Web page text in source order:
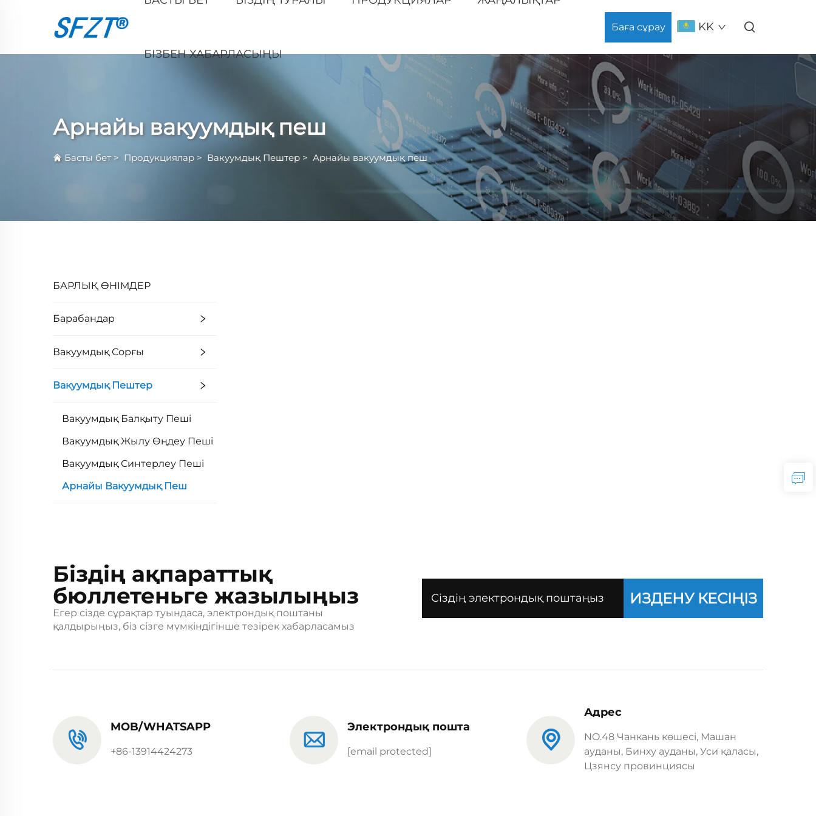
БІЗБЕН ХАБАРЛАСЫҢЫ
Баға сұрау KK
Арнайы вакуумдық пеш
Басты бет > Продукциялар > Вакуумдық Пештер > Арнайы вакуумдық пеш
БАРЛЫҚ ӨНІМДЕР
Барабандар
Вакуумдық Сорғы
Вакуумдық Пештер
Вакуумдық Балқыту Пеші
Вакуумдық Жылу Өңдеу Пеші
Вакуумдық Синтерлеу Пеші
Арнайы Вакуумдық Пеш
Біздің ақпараттық
бюллетеньге жазылыңыз
Егер сізде сұрақтар туындаса, электрондық поштаны
қалдырыңыз, біз сізге мүмкіндігінше тезірек хабарласамыз
ИЗДЕНУ КЕСІҢІЗ
MOB/WHATSAPP
+86-13914424273
Электрондық пошта
[email protected]
Адрес
NO.48 Чанкань көшесі, Машан
ауданы, Бинху ауданы, Уси қаласы,
Цзянсу провинциясы